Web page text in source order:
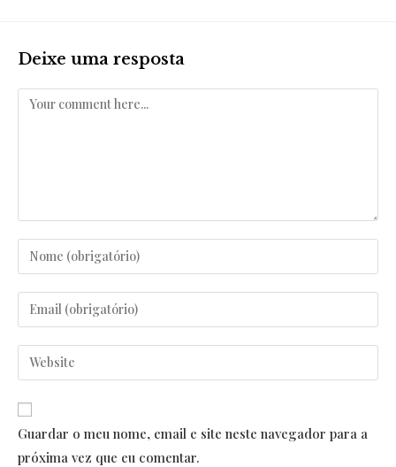
Deixe uma resposta
Comentar
Enter
your
name
username
Enter
your
email
comment
Enter
your
website
URL
(optional)
Guardar o meu nome, email e site neste navegador para a
próxima vez que eu comentar.